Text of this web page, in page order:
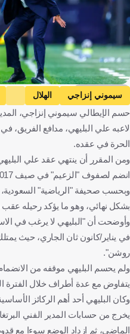
Getty Images
سيموني إنزاجي الهلال
دوري روشن السعودي
إيطاليا
كرة قدم
حسم الإيطالي سيموني إنزاجي،
لاعبه علي البليهي، مدافع الفريق،
الحرة في عقده.
ومن المقرر أن ينتهي عقد علي
انضم لصفوف "الزعيم" في صيف 2017، قادمًا من الفتح.
وبحسب صحيفة "الرياضية"
بشكل نهائي، وهو ما يؤكد رحيله عقب
وأوضحت أن "البليهي لا يرغب في
في يناير/كانون ثان الجاري، حيث
روشن".
ولم يحسم البليهي موقفه من
يتفاوض مع عدة أطراف خلال الفترة
وكان البليهي أحد أهم الركائز
يخرج من حسابات المدير الفني
الماضي، ثم ازداد الوضع سوءا مع